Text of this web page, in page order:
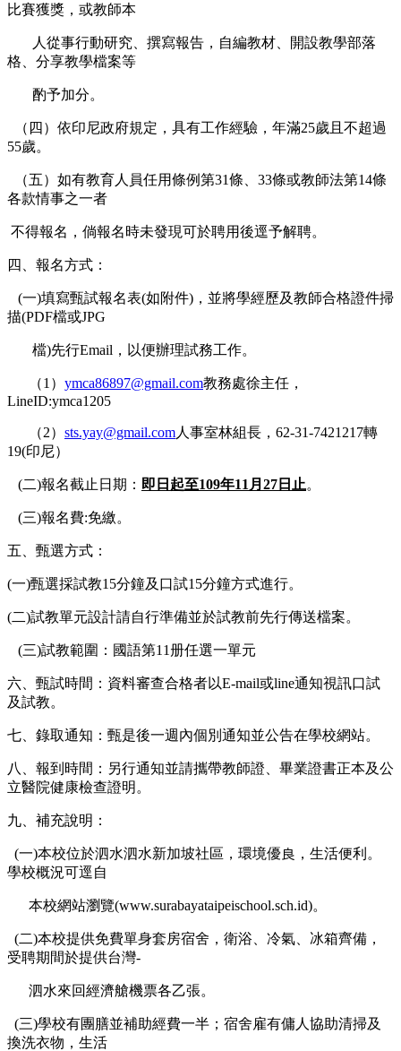
比賽獲獎，或教師本
人從事行動研究、撰寫報告，自編教材、開設教學部落
格、分享教學檔案等
酌予加分。
（四）依印尼政府規定，具有工作經驗，年滿25歲且不超過
55歲。
（五）如有教育人員任用條例第31條、33條或教師法第14條
各款情事之一者
不得報名，倘報名時未發現可於聘用後逕予解聘。
四、報名方式：
(一)填寫甄試報名表(如附件)，並將學經歷及教師合格證件掃
描(PDF檔或JPG
檔)先行Email，以便辦理試務工作。
（1） ymca86897@gmail.com教務處徐主任，
LineID:ymca1205
（2） sts.yay@gmail.com人事室林組長，62-31-7421217轉
19(印尼）
(二)報名截止日期： 即日起至109年11月27日止。
(三)報名費:免繳。
五、甄選方式：
(一)甄選採試教15分鐘及口試15分鐘方式進行。
(二)試教單元設計請自行準備並於試教前先行傳送檔案。
(三)試教範圍：國語第11册任選一單元
六、甄試時間：資料審查合格者以E-mail或line通知視訊口試
及試教。
七、錄取通知：甄是後一週內個別通知並公告在學校網站。
八、報到時間：另行通知並請攜帶教師證、畢業證書正本及公
立醫院健康檢查證明。
九、補充說明：
(一)本校位於泗水泗水新加坡社區，環境優良，生活便利。
學校概況可逕自
本校網站瀏覽(www.surabayataipeischool.sch.id)。
(二)本校提供免費單身套房宿舍，衛浴、冷氣、冰箱齊備，
受聘期間於提供台灣-
泗水來回經濟艙機票各乙張。
(三)學校有團膳並補助經費一半；宿舍雇有傭人協助清掃及
換洗衣物，生活